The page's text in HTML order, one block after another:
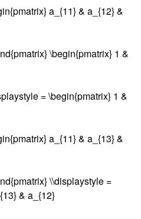
a_{11} & a_{12} &
\begin{pmatrix} 1 &
= \begin{pmatrix} 1 &
a_{11} & a_{13} &
\\displaystyle =
& a_{12}